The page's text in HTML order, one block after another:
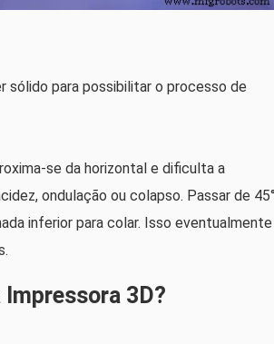
sólido para possibilitar o processo de
se da horizontal e dificulta a
ondulação ou colapso. Passar de 45°
inferior para colar. Isso eventualmente
Impressora 3D?